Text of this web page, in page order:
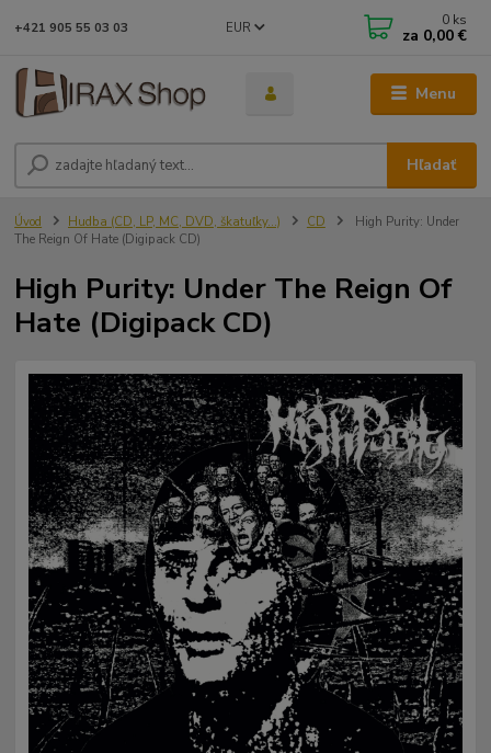
Menu
EUR
Hľadať
+421 905 55 03 03 0 ks
za 0,00 €
Úvod Hudba (CD, LP, MC, DVD, škatuľky...) CD
High Purity: Under
The Reign Of Hate (Digipack CD)
High Purity: Under The Reign Of
Hate (Digipack CD)